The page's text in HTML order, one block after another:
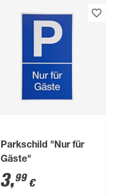
Parkschild "Nur für
Gäste"
3,99 €